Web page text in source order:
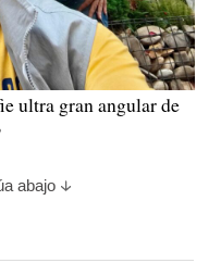
ultra gran angular de
abajo